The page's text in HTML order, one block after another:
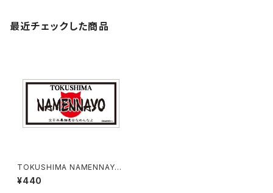
最近チェックした商品
TOKUSHIMA NAMENNAYO
（なめねこ）ご当地ステッカー B-
5
¥440